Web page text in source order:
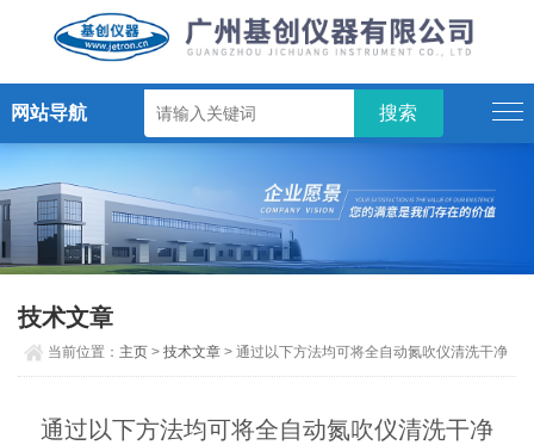
网站导航
技术文章
当前位置： 主页 >技术文章 > 通过以下方法均可将全自动氮吹仪清洗干净
通过以下方法均可将全自动氮吹仪清洗干净